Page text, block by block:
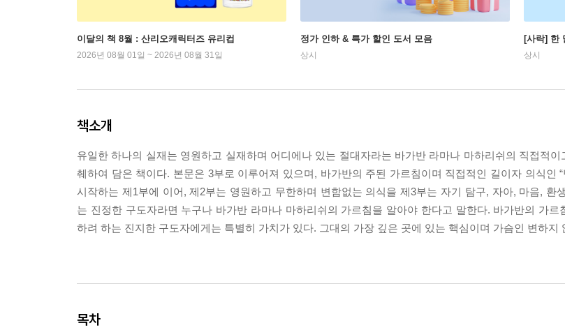
이달의 책 8월 : 산리오캐릭터즈 유리컵
2026년 08월 01일 ~ 2026년 08월 31일
정가 인하 & 특가 할인 도서 모음
상시
[사락] 한
상시
책소개
유일한 하나의 실재는 영원하고 실재하며 어디에나 있는 절대자라는 바가반 라마나 마하리쉬의 직접적
췌하여 담은 책이다. 본문은 3부로 이루어져 있으며, 바가반의 주된 가르침이며 직접적인 길이자 의식인
시작하는 제1부에 이어, 제2부는 영원하고 무한하며 변함없는 의식을 제3부는 자기 탐구, 자아, 마음, 환
는 진정한 구도자라면 누구나 바가반 라마나 마하리쉬의 가르침을 알아야 한다고 말한다. 바가반의 가
하려 하는 진지한 구도자에게는 특별히 가치가 있다. 그대의 가장 깊은 곳에 있는 핵심이며 가슴인 변하지
목차